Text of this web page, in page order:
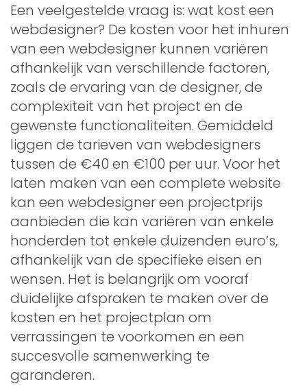
Een veelgestelde vraag is: wat kost een
webdesigner? De kosten voor het inhuren
van een webdesigner kunnen variëren
afhankelijk van verschillende factoren,
zoals de ervaring van de designer, de
complexiteit van het project en de
gewenste functionaliteiten. Gemiddeld
liggen de tarieven van webdesigners
tussen de €40 en €100 per uur. Voor het
laten maken van een complete website
kan een webdesigner een projectprijs
aanbieden die kan variëren van enkele
honderden tot enkele duizenden euro’s,
afhankelijk van de specifieke eisen en
wensen. Het is belangrijk om vooraf
duidelijke afspraken te maken over de
kosten en het projectplan om
verrassingen te voorkomen en een
succesvolle samenwerking te
garanderen.